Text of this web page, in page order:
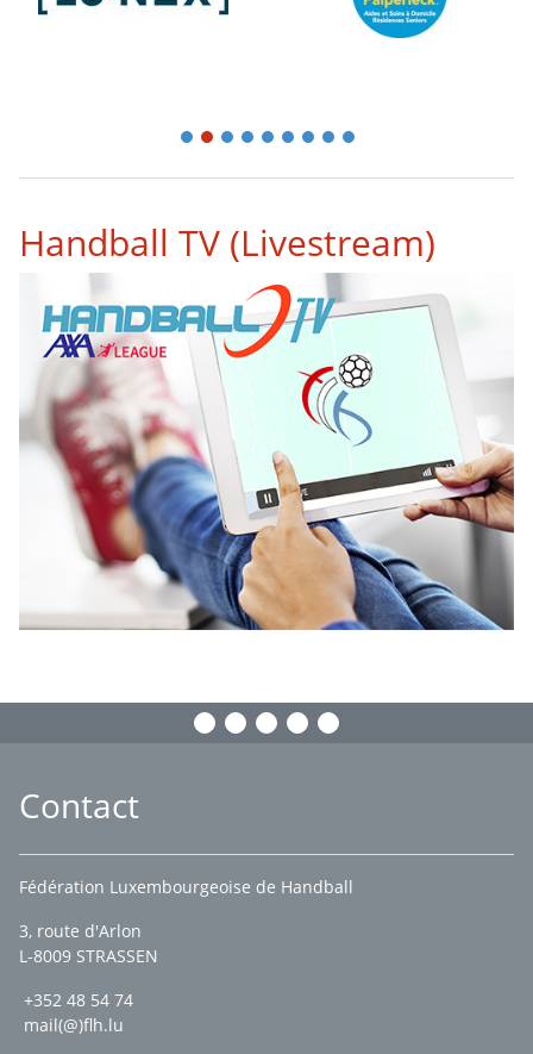
1 2 3 4 5 6 7 8 9
Handball TV (Livestream)
Contact
Fédération Luxembourgeoise de Handball
3, route d'Arlon
L-8009 STRASSEN
+352 48 54 74
mail(@)flh.lu